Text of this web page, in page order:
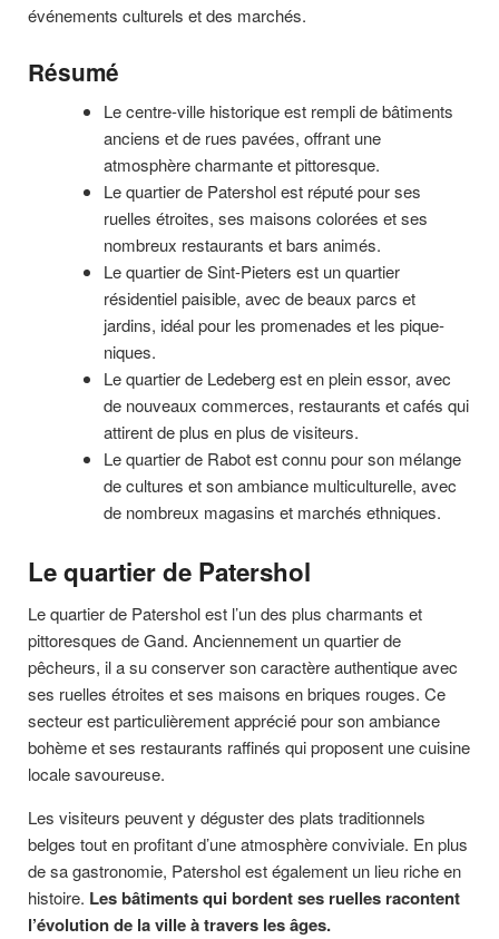
événements culturels et des marchés.
Résumé
Le centre-ville historique est rempli de bâtiments
anciens et de rues pavées, offrant une
atmosphère charmante et pittoresque.
Le quartier de Patershol est réputé pour ses
ruelles étroites, ses maisons colorées et ses
nombreux restaurants et bars animés.
Le quartier de Sint-Pieters est un quartier
résidentiel paisible, avec de beaux parcs et
jardins, idéal pour les promenades et les pique-
niques.
Le quartier de Ledeberg est en plein essor, avec
de nouveaux commerces, restaurants et cafés qui
attirent de plus en plus de visiteurs.
Le quartier de Rabot est connu pour son mélange
de cultures et son ambiance multiculturelle, avec
de nombreux magasins et marchés ethniques.
Le quartier de Patershol
Le quartier de Patershol est l’un des plus charmants et
pittoresques de Gand. Anciennement un quartier de
pêcheurs, il a su conserver son caractère authentique avec
ses ruelles étroites et ses maisons en briques rouges. Ce
secteur est particulièrement apprécié pour son ambiance
bohème et ses restaurants raffinés qui proposent une cuisine
locale savoureuse.
Les visiteurs peuvent y déguster des plats traditionnels
belges tout en profitant d’une atmosphère conviviale. En plus
de sa gastronomie, Patershol est également un lieu riche en
histoire. Les bâtiments qui bordent ses ruelles racontent
l’évolution de la ville à travers les âges.